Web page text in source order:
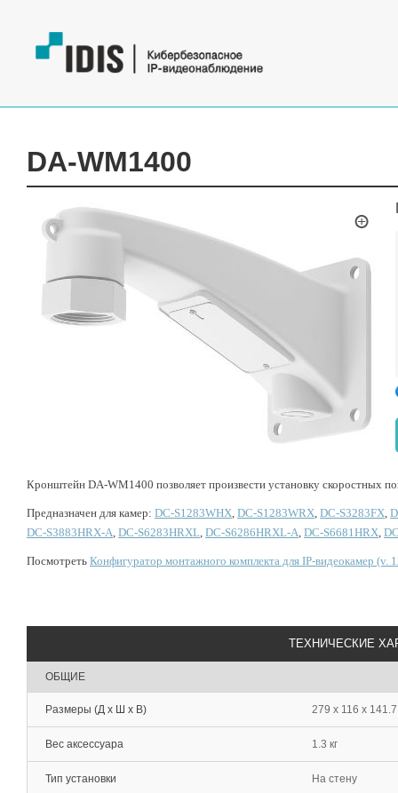
DA-WM1400
Кронштейн DA-WM1400 позволяет произвести установку скоростных
Предназначен для камер: DC-S1283WHX, DC-S1283WRX, DC-S3283FX,
DC-S3883HRX-A, DC-S6283HRXL, DC-S6286HRXL-A, DC-S6681HRX,
Посмотреть Конфигуратор монтажного комплекта для IP-видеокамер (v.
ТЕХНИЧЕСКИЕ
ОБЩИЕ
Размеры (Д х Ш х В) 279 x 116 x
Вес аксессуара 1.3 кг
Тип установки На стену